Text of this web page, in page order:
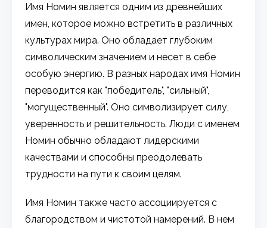
Имя Номин является одним из древнейших
имен, которое можно встретить в различных
культурах мира. Оно обладает глубоким
символическим значением и несет в себе
особую энергию. В разных народах имя Номин
переводится как "победитель", "сильный",
"могущественный". Оно символизирует силу,
уверенность и решительность. Люди с именем
Номин обычно обладают лидерскими
качествами и способны преодолевать
трудности на пути к своим целям.
Имя Номин также часто ассоциируется с
благородством и чистотой намерений. В нем